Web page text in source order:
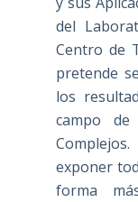
del
Centro de
pretende
los
campo
exponer
forma